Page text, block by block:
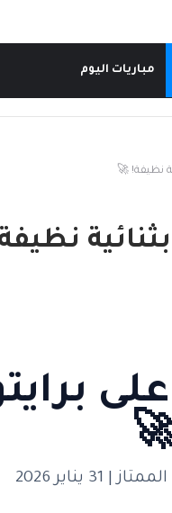
مباريات اليوم
نظيفة! 🚀
يناير 2026